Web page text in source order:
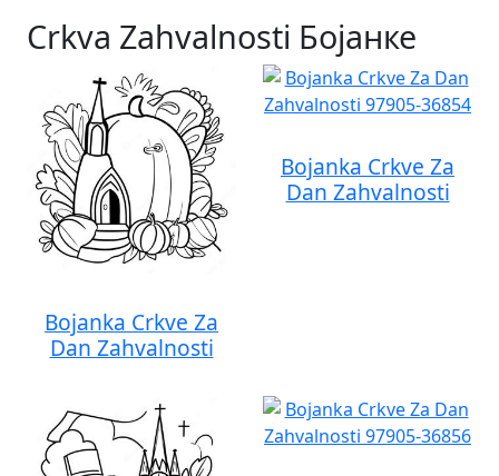
Crkva Zahvalnosti Бојанке
Bojanka Crkve Za
Dan Zahvalnosti
Bojanka Crkve Za
Dan Zahvalnosti